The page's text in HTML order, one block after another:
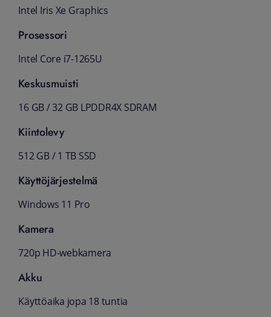
Intel Iris Xe Graphics
Prosessori
Intel Core i7-1265U
Keskusmuisti
16 GB / 32 GB LPDDR4X SDRAM
Kiintolevy
512 GB / 1 TB SSD
Käyttöjärjestelmä
Windows 11 Pro
Kamera
720p HD-webkamera
Akku
Käyttöaika jopa 18 tuntia